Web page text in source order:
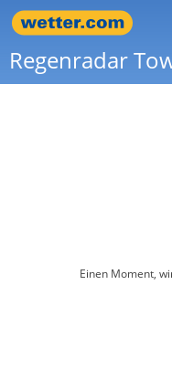
Regenradar
Einen Moment,